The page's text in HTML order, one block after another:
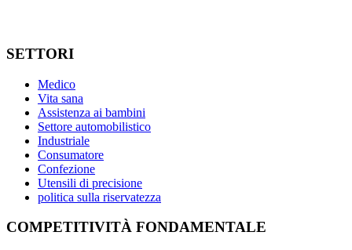
SETTORI
Medico
Vita sana
Assistenza ai bambini
Settore automobilistico
Industriale
Consumatore
Confezione
Utensili di precisione
politica sulla riservatezza
COMPETITIVITÀ FONDAMENTALE